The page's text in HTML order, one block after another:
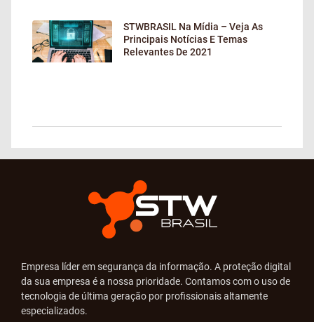
STWBRASIL Na Mídia – Veja As
Principais Notícias E Temas
Relevantes De 2021
Empresa líder em segurança da informação. A proteção digital
da sua empresa é a nossa prioridade. Contamos com o uso de
tecnologia de última geração por profissionais altamente
especializados.